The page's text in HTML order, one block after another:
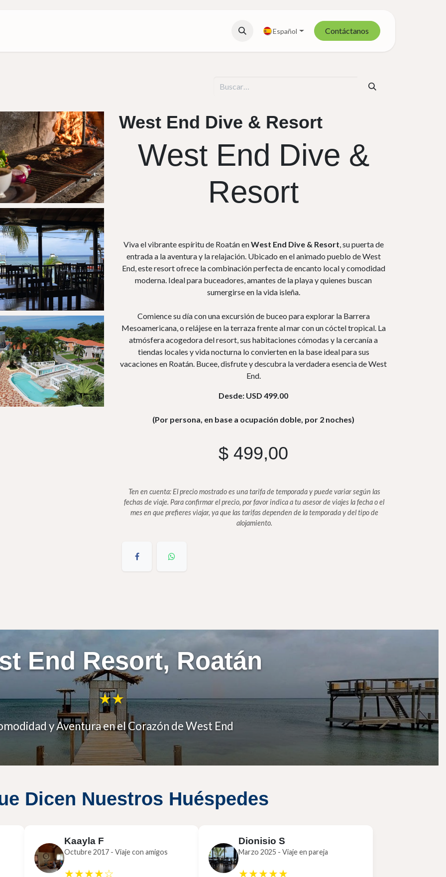
Español Contáctanos
West End Dive & Resort
West End Dive &
Resort
Viva el vibrante espíritu de Roatán enWest End Dive & Resort, su puerta de
entrada a la aventura y la relajación. Ubicado en el animado pueblo de West
End, este resort ofrece la combinación perfecta de encanto local y comodidad
moderna. Ideal para buceadores, amantes de la playa y quienes buscan
sumergirse en la vida isleña.
Comience su día con una excursión de buceo para explorar la Barrera
Mesoamericana, o relájese en la terraza frente al mar con un cóctel tropical. La
atmósfera acogedora del resort, sus habitaciones cómodas y la cercanía a
tiendas locales y vida nocturna lo convierten en la base ideal para sus
vacaciones en Roatán. Bucee, disfrute y descubra la verdadera esencia de West
End.
Desde: USD 499.00
(Por persona, en base a ocupación doble, por 2 noches)
$ 499,00
Ten en cuenta: El precio mostrado es una tarifa de temporada y puede variar según las
fechas de viaje. Para confirmar el precio, por favor indica a tu asesor de viajes la fecha o el
mes en que prefieres viajar, ya que las tarifas dependen de la temporada y del tipo de
alojamiento.
End Resort, Roatán
★★
y Aventura en el Corazón de West End
Dicen Nuestros Huéspedes
Kaayla F
Octubre 2017 - Viaje con amigos
★★★★☆
Dionisio S
Marzo 2025 - Viaje en pareja
★★★★★